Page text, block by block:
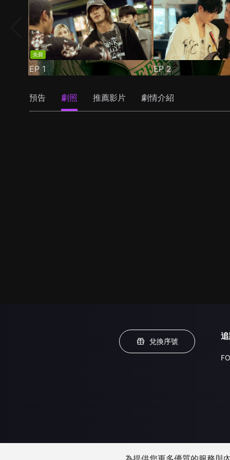
免費
EP1 EP2
預告 劇照 推薦影片 劇情介紹
兌換序號